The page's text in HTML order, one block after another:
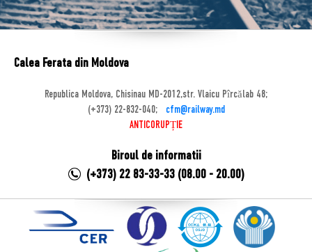
Calea Ferata din Moldova
Republica Moldova, Chisinau MD-2012,str. Vlaicu Pîrcălab 48;
(+373) 22-832-040;
cfm@railway.md
ANTICORUPȚIE
Biroul de informatii
(+373) 22 83-33-33 (08.00 - 20.00)